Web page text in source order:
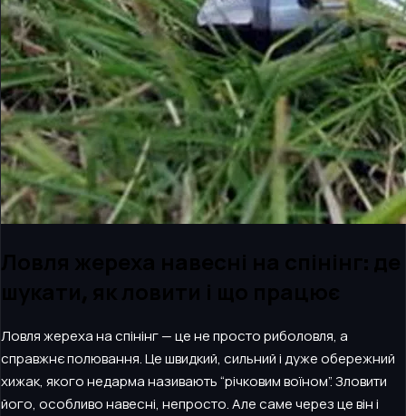
Ловля жереха на спінінг — це не просто риболовля, а
справжнє полювання. Це швидкий, сильний і дуже обережний
хижак, якого недарма називають “річковим воїном”. Зловити
його, особливо навесні, непросто. Але саме через це він і